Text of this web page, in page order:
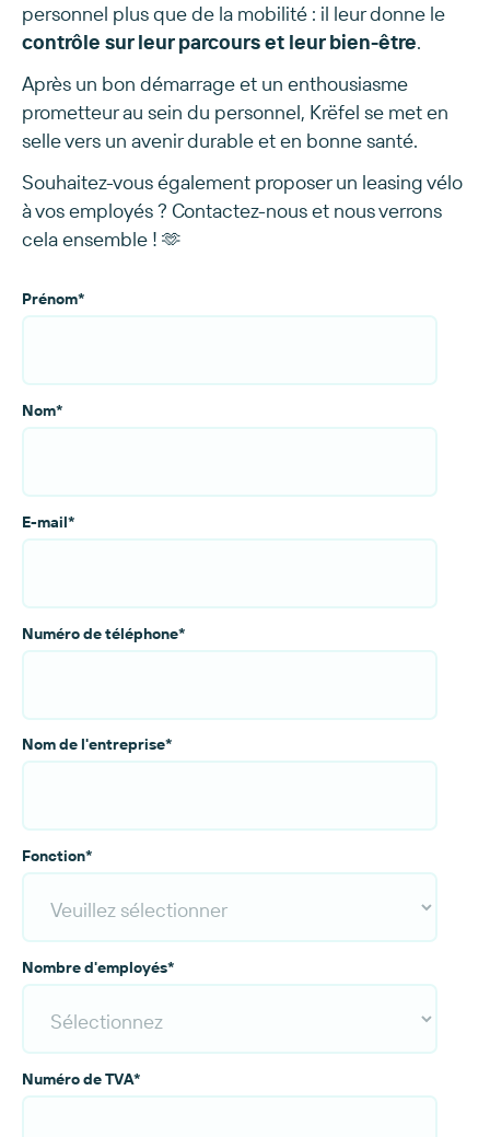
personnel plus que de la mobilité : il leur donne le
contrôle sur leur parcours et leur bien-être.
Après un bon démarrage et un enthousiasme
prometteur au sein du personnel, Krëfel se met en
selle vers un avenir durable et en bonne santé.
Souhaitez-vous également proposer un leasing vélo
à vos employés ? Contactez-nous et nous verrons
cela ensemble ! 🫶
Prénom*
Nom*
E-mail*
Numéro de téléphone*
Nom de l'entreprise*
Fonction*
Nombre d'employés*
Numéro de TVA*